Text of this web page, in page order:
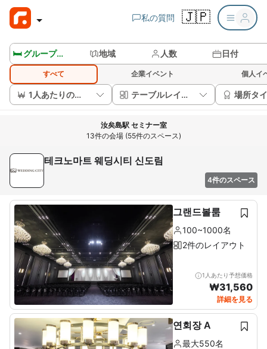
私の質問 🇯🇵
🛏️ グループルームを見る 地域 人数 日付
すべて 企業イベント 個人イ
1人あたりの価格 テーブルレイアウト 場所タ
汝矣島駅 セミナー室
13件の会場 (55件のスペース)
테크노마트 웨딩시티 신도림
4件のスペース
그랜드볼룸
100~1000名
2件のレイアウト
1人あたり予想価格
₩31,560
詳細を見る
연회장 A
最大550名